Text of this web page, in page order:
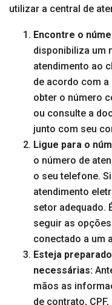
utilizar a central de
Encontre o
disponibiliza um
atendimento ao
de acordo com
obter o número
ou consulte a
junto com seu
Ligue para o
o número de
o seu telefone.
atendimento
setor adequado.
seguir as
conectado a um
Esteja
necessárias:
mãos as
de contrato,